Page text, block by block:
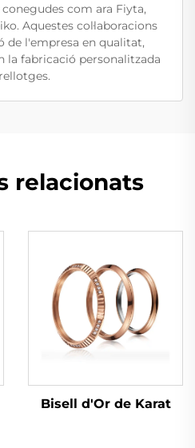
com ara Fiyta,
Aquestes col·laboracions
de l'empresa en qualitat,
la fabricació personalitzada
relacionats
Bisell d'Or de Karat